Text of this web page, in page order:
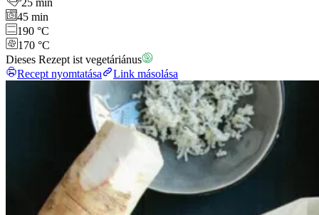
25 min
45 min
190 °C
170 °C
Dieses Rezept ist vegetáriánus
Recept nyomtatása
Link másolása